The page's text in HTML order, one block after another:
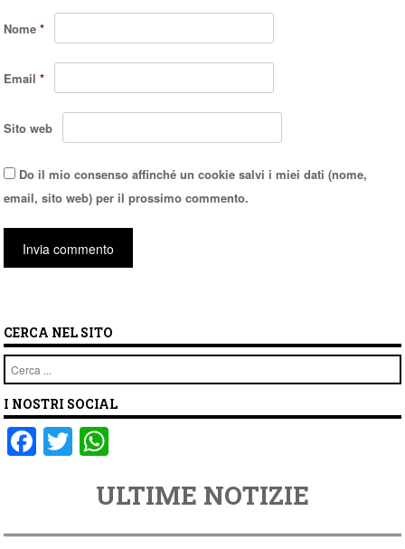
Nome*
Email*
Sito web
Do il mio consenso affinché un cookie salvi i miei dati (nome,
email, sito web) per il prossimo commento.
CERCA NEL SITO
Cerca
I NOSTRI SOCIAL
F
a
e
T
wi
er
at
s
ULTIME NOTIZIE